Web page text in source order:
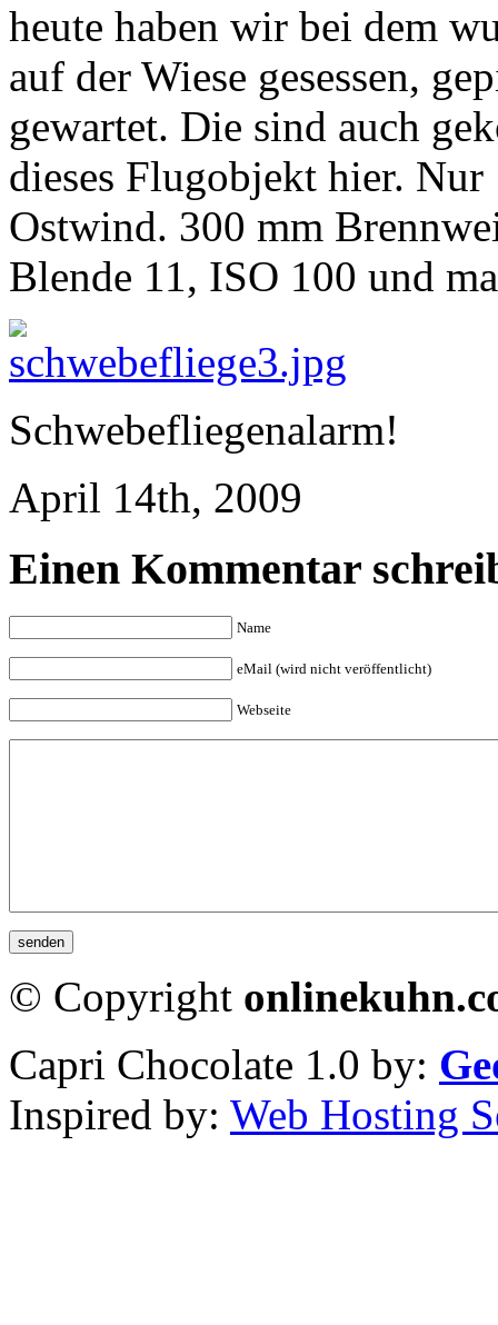
heute haben wir bei dem
auf der Wiese gesessen,
gewartet. Die sind auch
dieses Flugobjekt hier.
Ostwind. 300 mm
Blende 11, ISO 100 und
Schwebefliegenalarm!
April 14th, 2009
Einen Kommentar
Name
eMail (wird nicht veröffentlicht)
Webseite
© Copyright
Capri Chocolate 1.0 by:
Inspired by: Web Hosting